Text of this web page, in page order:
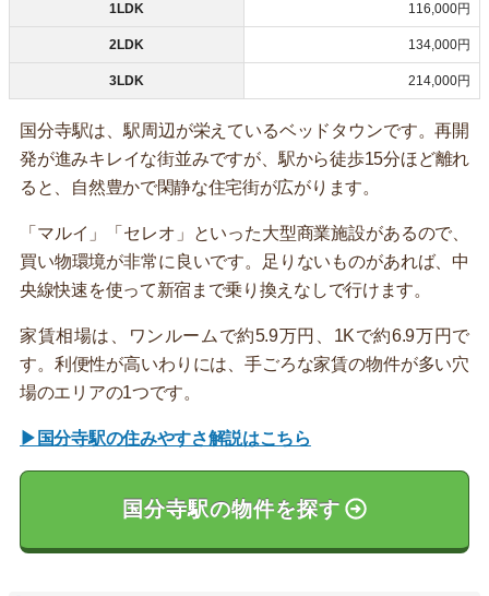
1LDK 116,000円
2LDK 134,000円
3LDK 214,000円
国分寺駅は、駅周辺が栄えているベッドタウンです。再開
発が進みキレイな街並みですが、駅から徒歩15分ほど離れ
ると、自然豊かで閑静な住宅街が広がります。
「マルイ」「セレオ」といった大型商業施設があるので、
買い物環境が非常に良いです。足りないものがあれば、中
央線快速を使って新宿まで乗り換えなしで行けます。
家賃相場は、ワンルームで約5.9万円、1Kで約6.9万円で
す。利便性が高いわりには、手ごろな家賃の物件が多い穴
場のエリアの1つです。
▶国分寺駅の住みやすさ解説はこちら
国分寺駅の物件を探す